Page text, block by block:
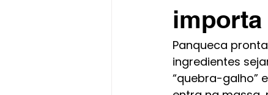
importa
Panqueca
ingredientes
“quebra-galho”